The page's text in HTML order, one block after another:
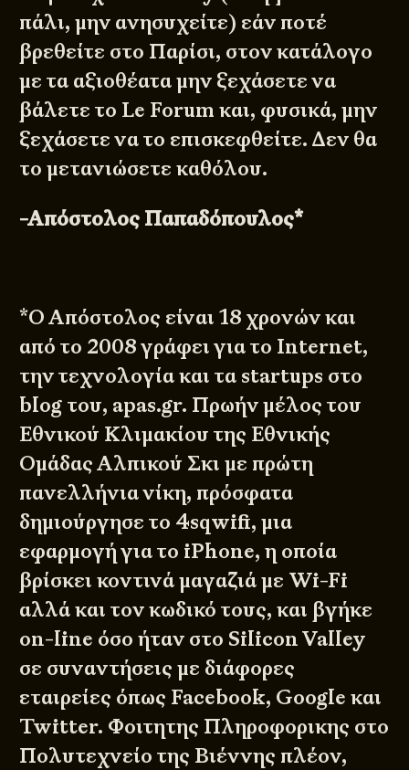
πάλι, μην ανησυχείτε) εάν ποτέ
βρεθείτε στο Παρίσι, στον κατάλογο
με τα αξιοθέατα μην ξεχάσετε να
βάλετε το Le Forum και, φυσικά, μην
ξεχάσετε να το επισκεφθείτε. Δεν θα
το μετανιώσετε καθόλου.
-Απόστολος Παπαδόπουλος*
*Ο Απόστολος είναι 18 χρονών και
από το 2008 γράφει για το Internet,
την τεχνολογία και τα startups στο
blog του, apas.gr. Πρωήν μέλος του
Εθνικού Κλιμακίου της Εθνικής
Ομάδας Αλπικού Σκι με πρώτη
πανελλήνια νίκη, πρόσφατα
δημιούργησε το 4sqwifi, μια
εφαρμογή για το iPhone, η οποία
βρίσκει κοντινά μαγαζιά με Wi-Fi
αλλά και τον κωδικό τους, και βγήκε
on-line όσο ήταν στο Silicon Valley
σε συναντήσεις με διάφορες
εταιρείες όπως Facebook, Google και
Twitter. Φοιτητης Πληροφορικης στο
Πολυτεχνείο της Βιέννης πλέον,